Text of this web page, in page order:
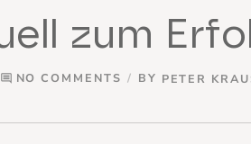
zum
comment NO COMMENTS BY PETER